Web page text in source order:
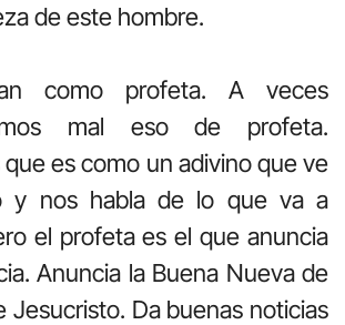
de este hombre.
como profeta. A veces
mal eso de profeta.
es como un adivino que ve
y nos habla de lo que va a
el profeta es el que anuncia
Anuncia la Buena Nueva de
Jesucristo. Da buenas noticias